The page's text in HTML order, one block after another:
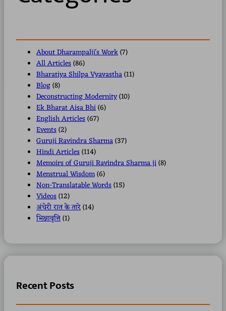
About Dharampalji's Work(7)
All Articles(86)
Bharatiya Shilpa Vyavastha(11)
Blog(8)
Deconstructing Modernity(10)
Ek Bharat Aisa Bhi(6)
English Articles(67)
Events(2)
Guruji Ravindra Sharma(37)
Hindi Articles(114)
Memoirs of Guruji Ravindra Sharma ji(8)
Menstrual Wisdom(6)
Non-Translatable Words(15)
Videos(12)
अंधेरी रात के तारे(14)
भिक्षावृत्ति(1)
Recent Posts